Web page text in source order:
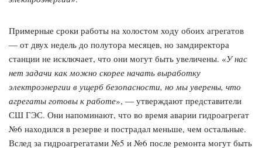
Примерные сроки работы на холостом ходу обоих агрегатов
— от двух недель до полутора месяцев, но замдиректора
станции не исключает, что они могут быть увеличены. «У нас
нет задачи как можно скорее начать выработку
электроэнергии в ущерб безопасности, но мы уверены, что
агрегаты готовы к работе», — утверждают представители
СШ ГЭС. Они напоминают, что во время аварии гидроагрегат
№6 находился в резерве и пострадал меньше, чем остальные.
Вслед за гидроагрегатами №5 и №6 после ремонта могут быть